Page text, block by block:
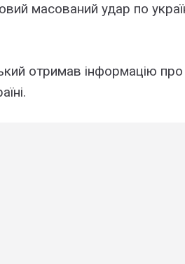
масований удар по
отримав інформацію про